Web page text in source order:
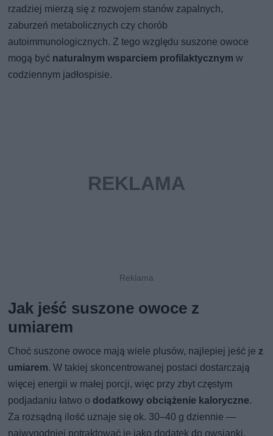
rzadziej mierzą się z rozwojem stanów zapalnych,
zaburzeń metabolicznych czy chorób
autoimmunologicznych. Z tego względu suszone owoce
mogą być naturalnym wsparciem profilaktycznym w
codziennym jadłospisie.
Jak jeść suszone owoce z
umiarem
Choć suszone owoce mają wiele plusów, najlepiej jeść je z
umiarem. W takiej skoncentrowanej postaci dostarczają
więcej energii w małej porcji, więc przy zbyt częstym
podjadaniu łatwo o dodatkowy obciążenie kaloryczne.
Za rozsądną ilość uznaje się ok. 30–40 g dziennie —
najwygodniej potraktować je jako dodatek do owsianki,